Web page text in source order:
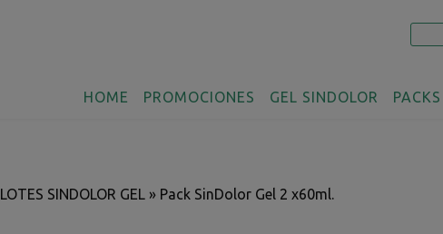
HOME PROMOCIONES GEL SINDOLOR
LOTES SINDOLOR GEL » Pack SinDolor Gel 2 x60ml.